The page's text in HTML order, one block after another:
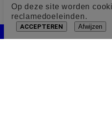
Op deze site worden
reclamedoeleinden.
ACCEPTEREN Afwijzen
Cookie toestemming